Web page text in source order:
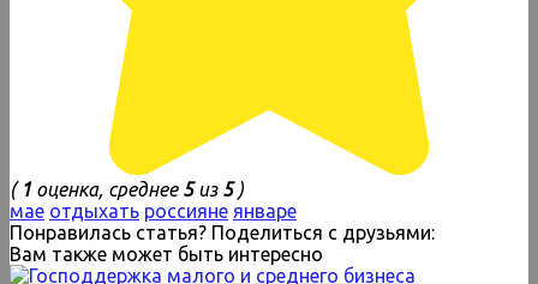
( 1оценка, среднее 5из 5)
мае отдыхать россияне январе
Понравилась статья? Поделиться с друзьями:
Вам также может быть интересно